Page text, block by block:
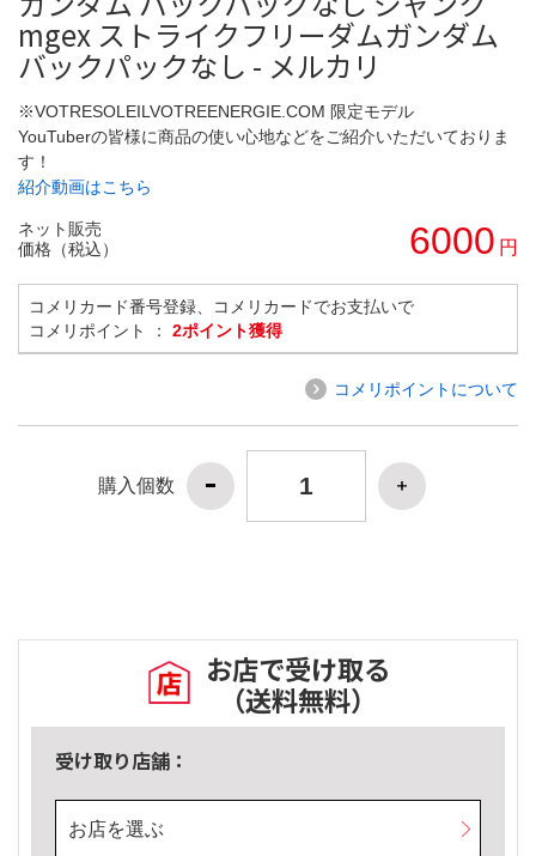
mgex ストライクフリーダムガンダム
バックパックなし - メルカリ
※VOTRESOLEILVOTREENERGIE.COM 限定モデル
YouTuberの皆様に商品の使い心地などをご紹介いただいておりま
す！
紹介動画はこちら
ネット販売
価格（税込）
6000 円
コメリカード番号登録、コメリカードでお支払いで
コメリポイント ： 2ポイント獲得
コメリポイントについて
購入個数
お店で受け取る
（送料無料）
受け取り店舗：
お店を選ぶ